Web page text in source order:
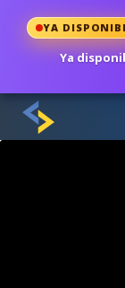
YA
Ya